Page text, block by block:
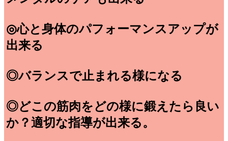
◎心と身体のパフォーマンスアップが
出来る
◎バランスで止まれる様になる
◎どこの筋肉をどの様に鍛えたら良い
か？適切な指導が出来る。